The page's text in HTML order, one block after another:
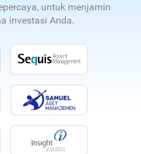
untuk menjamin
investasi Anda.